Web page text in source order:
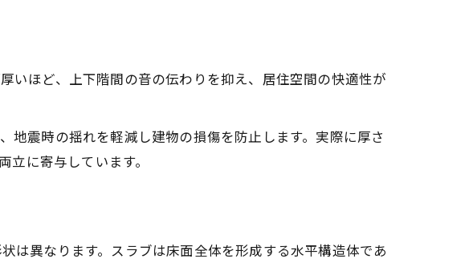
いほど、上下階間の音の伝わりを抑え、居住空間の快適性が
地震時の揺れを軽減し建物の損傷を防止します。実際に厚さ
に寄与しています。
は異なります。スラブは床面全体を形成する水平構造体であ